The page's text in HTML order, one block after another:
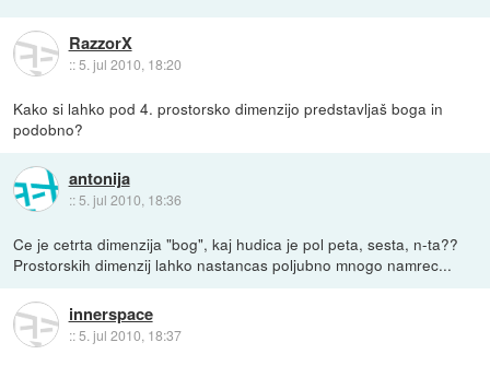
RazzorX
::5. jul 2010, 18:20
Kako si lahko pod 4. prostorsko dimenzijo predstavljaš boga in
podobno?
antonija
:: 5. jul 2010, 18:36
Ce je cetrta dimenzija "bog", kaj hudica je pol peta, sesta, n-ta??
Prostorskih dimenzij lahko nastancas poljubno mnogo namrec...
innerspace
::5. jul 2010, 18:37